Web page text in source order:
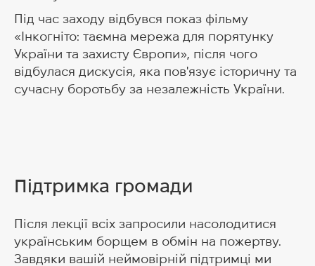
Під час заходу відбувся показ фільму
«Інкогніто: таємна мережа для порятунку
України та захисту Європи», після чого
відбулася дискусія, яка пов'язує історичну та
сучасну боротьбу за незалежність України.
Підтримка громади
Після лекції всіх запросили насолодитися
українським борщем в обмін на пожертву.
Завдяки вашій неймовірній підтримці ми